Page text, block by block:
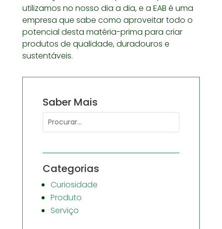
utilizamos no nosso dia a dia, e a EAB é uma
empresa que sabe como aproveitar todo o
potencial desta matéria-prima para criar
produtos de qualidade, duradouros e
sustentáveis.
Saber Mais
Categorias
Curiosidade
Produto
Serviço